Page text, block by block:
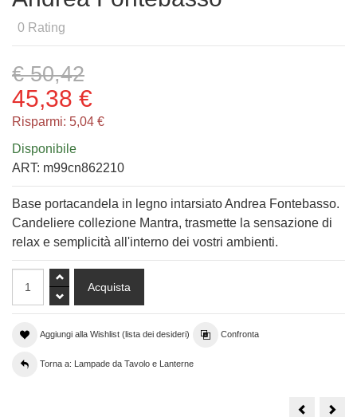
0 Rating
€ 50,42
45,38 €
Risparmi: 5,04 €
Disponibile
ART: m99cn862210
Base portacandela in legno intarsiato Andrea Fontebasso.
Candeliere collezione Mantra, trasmette la sensazione di
relax e semplicità all'interno dei vostri ambienti.
Aggiungi alla Wishlist (lista dei desideri) Confronta
Torna a: Lampade da Tavolo e Lanterne